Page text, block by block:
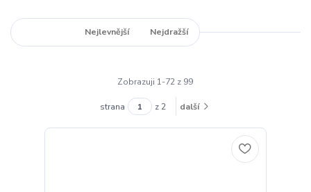
Nejlevnější Nejdražší
Zobrazuji 1-72 z 99
strana z 2 další